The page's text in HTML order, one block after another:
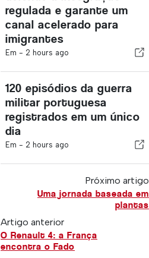
regulada e garante um
canal acelerado para
imigrantes
Em - 2 hours ago
120 episódios da guerra
militar portuguesa
registrados em um único
dia
Em - 2 hours ago
Próximo artigo
Uma jornada baseada em
plantas
Artigo anterior
O Renault 4: a França
encontra o Fado